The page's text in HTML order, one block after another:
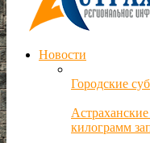
Новости
Городские
килограмм